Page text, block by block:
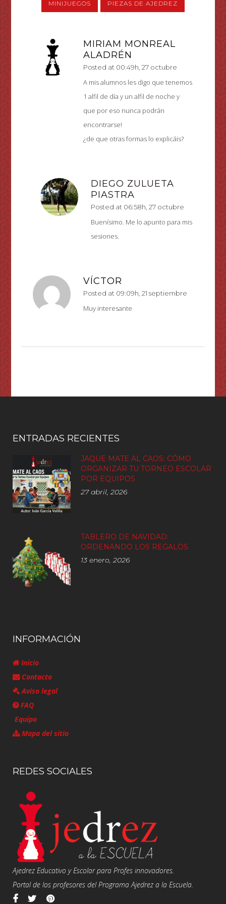
MINIJUEGOS PIEZAS DE AJEDREZ
MIRIAM MONREAL
ALADRÉN
Posted at 00:49h, 27 octubre
A mis alumnos les digo que tenemos
1 alfil de día y un alfil de noche y
que por eso nunca podrán
encontrarse!
¿de que otras formas lo explicáis?
DIEGO ZULUETA
PIASTRA
Posted at 06:58h, 27 octubre
Buenísimo. Me lo apunto para mis
sesiones.
VÍCTOR
Posted at 09:09h, 21 septiembre
Muy interesante
ENTRADAS RECIENTES
JAQUE MATE AL CAOS: CÓMO
ORGANIZAR TU TORNEO ESCOLAR
POR EQUIPOS
27 abril, 2026
TABLERO DE NAVIDAD:
ORDENANDO LOS REGALOS
13 enero, 2026
INFORMACIÓN
Inicio
Contacto
Aviso legal
FAQ
Equipo
Mapa del sitio
REDES SOCIALES
Ajedrez Educativo y Escolar para Profes innovadores.
Portal de los profesores del Programa Ajedrez a la Escuela.